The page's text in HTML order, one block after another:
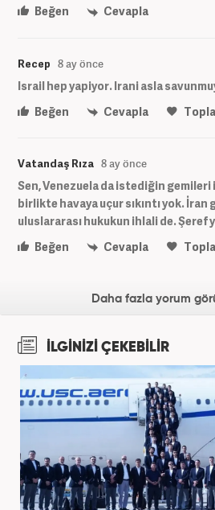
Beğen Cevapla
Recep 8 ay önce
Israil hep yapiyor. Irani asla
Beğen
Cevapla
Vatandaş Rıza 8 ay önce
Sen, Venezuela da istediğin
birlikte havaya uçur sıkıntı yok. İran
uluslararası hukukun ihlali de. Şeref
Beğen
Cevapla
Daha fazla yorum
İLGİNİZİ ÇEKEBİLİR